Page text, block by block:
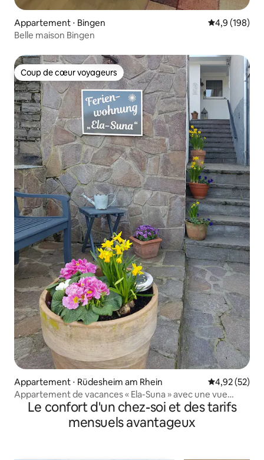
Appartement ⋅ Bingen Évaluation
4,9 (198)
Belle maison Bingen
Coup de cœur voyageurs
Coup de cœur voyageurs
Appartement ⋅ Rüdesheim am Rhein Évaluation
4,92 (52)
Appartement de vacances « Ela-Suna » avec une vue
fantastique
Le confort d'un chez-soi et des tarifs
mensuels avantageux